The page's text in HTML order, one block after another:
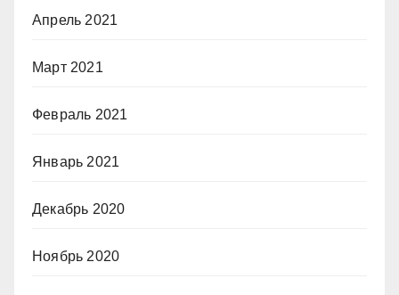
Апрель 2021
Март 2021
Февраль 2021
Январь 2021
Декабрь 2020
Ноябрь 2020